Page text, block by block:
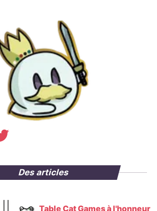
Des articles
Table Cat Games à l'honneur